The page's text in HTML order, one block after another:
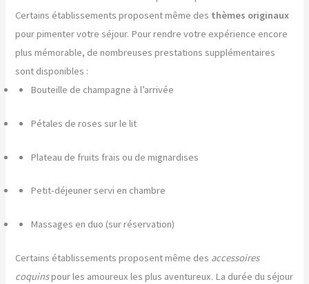
Certains établissements proposent même des thèmes originaux
pour pimenter votre séjour. Pour rendre votre expérience encore
plus mémorable, de nombreuses prestations supplémentaires
sont disponibles :
Bouteille de champagne à l’arrivée
Pétales de roses sur le lit
Plateau de fruits frais ou de mignardises
Petit-déjeuner servi en chambre
Massages en duo (sur réservation)
Certains établissements proposent même des accessoires
coquinspour les amoureux les plus aventureux. La durée du séjour